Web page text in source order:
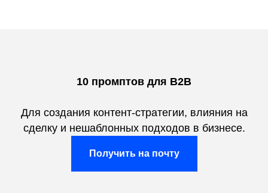
10 промптов для B2B
Для создания контент-стратегии, влияния на
сделку и нешаблонных подходов в бизнесе.
Получить на почту